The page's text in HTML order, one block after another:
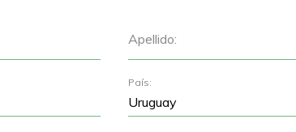
Apellido:
País: